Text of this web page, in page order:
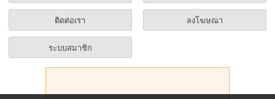
ติดต่อเรา ลงโฆษณา
ระบบสมาชิก